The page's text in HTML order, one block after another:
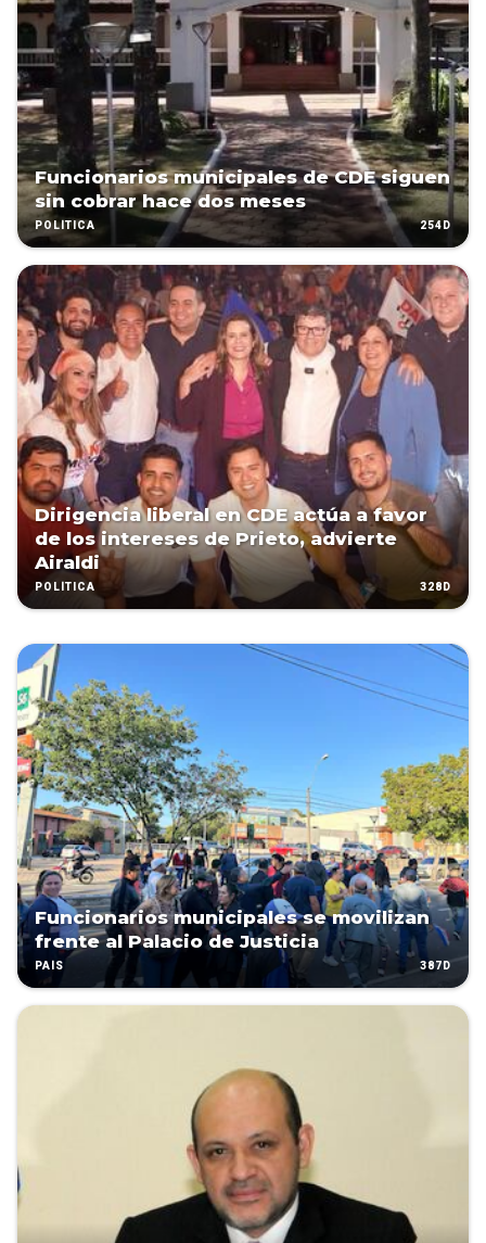
Funcionarios municipales de CDE siguen
sin cobrar hace dos meses
POLÍTICA 254D
Dirigencia liberal en CDE actúa a favor
de los intereses de Prieto, advierte
Airaldi
POLÍTICA 328D
Funcionarios municipales se movilizan
frente al Palacio de Justicia
PAÍS 387D